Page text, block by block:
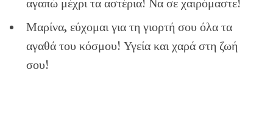
αγαπώ μέχρι τα αστέρια! Να σε χαιρόμαστε!
Μαρίνα, εύχομαι για τη γιορτή σου όλα τα
αγαθά του κόσμου! Υγεία και χαρά στη ζωή
σου!